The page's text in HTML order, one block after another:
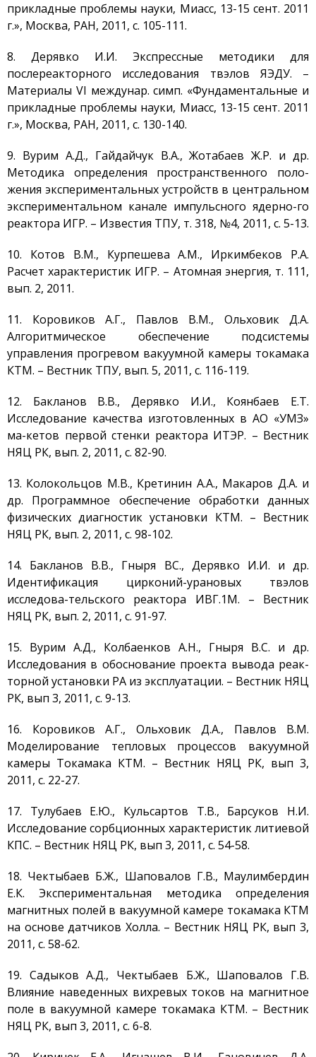
Қызметтер
«Маяк» қонақ үйі
Метрологиялық қызмет
Қысымдағы ыдыстар
Қауiпсiздiк сараптамасы
Құжаттаманы әзірлеу
тасымалдау
ЯМ, ИСК, РЗ, РАҚ сақтау
Радиациялық бақылау
Қатерсіздендіру
және құрылыс
саласындағы қызмет
Прекурсорлар
Қоршаған ортаны қорғау
Бос қызметтер
Байланыс
прикладные проблемы науки, Миасс, 13-15 сент. 2011
г.», Москва, РАН, 2011, c. 105-111.
8. Дерявко И.И. Экспрессные методики для
послереакторного исследования твэлов ЯЭДУ. –
Материалы VI междунар. симп. «Фундаментальные и
прикладные проблемы науки, Миасс, 13-15 сент. 2011
г.», Москва, РАН, 2011, c. 130-140.
9. Вурим А.Д., Гайдайчук В.А., Жотабаев Ж.Р. и др.
Методика определения пространственного поло-
жения экспериментальных устройств в центральном
экспериментальном канале импульсного ядерно-го
реактора ИГР. – Известия ТПУ, т. 318, №4, 2011, с. 5-13.
10. Котов В.М., Курпешева А.М., Иркимбеков Р.А.
Расчет характеристик ИГР. – Атомная энергия, т. 111,
вып. 2, 2011.
11. Коровиков А.Г., Павлов В.М., Ольховик Д.А.
Алгоритмическое обеспечение подсистемы
управления прогревом вакуумной камеры токамака
КТМ. – Вестник ТПУ, вып. 5, 2011, с. 116-119.
12. Бакланов В.В., Дерявко И.И., Коянбаев Е.Т.
Исследование качества изготовленных в АО «УМЗ»
ма-кетов первой стенки реактора ИТЭР. – Вестник
НЯЦ РК, вып. 2, 2011, с. 82-90.
13. Колокольцов М.В., Кретинин А.А., Макаров Д.А. и
др. Программное обеспечение обработки данных
физических диагностик установки КТМ. – Вестник
НЯЦ РК, вып. 2, 2011, с. 98-102.
14. Бакланов В.В., Гныря ВС., Дерявко И.И. и др.
Идентификация цирконий-урановых твэлов
исследова-тельского реактора ИВГ.1М. – Вестник
НЯЦ РК, вып. 2, 2011, с. 91-97.
15. Вурим А.Д., Колбаенков А.Н., Гныря В.С. и др.
Исследования в обоснование проекта вывода реак-
торной установки РА из эксплуатации. – Вестник НЯЦ
РК, вып 3, 2011, с. 9-13.
16. Коровиков А.Г., Ольховик Д.А., Павлов В.М.
Моделирование тепловых процессов вакуумной
камеры Токамака КТМ. – Вестник НЯЦ РК, вып 3,
2011, с. 22-27.
17. Тулубаев Е.Ю., Кульсартов Т.В., Барсуков Н.И.
Исследование сорбционных характеристик литиевой
КПС. – Вестник НЯЦ РК, вып 3, 2011, с. 54-58.
18. Чектыбаев Б.Ж., Шаповалов Г.В., Маулимбердин
Е.К. Экспериментальная методика определения
магнитных полей в вакуумной камере токамака КТМ
на основе датчиков Холла. – Вестник НЯЦ РК, вып 3,
2011, с. 58-62.
19. Садыков А.Д., Чектыбаев Б.Ж., Шаповалов Г.В.
Влияние наведенных вихревых токов на магнитное
поле в вакуумной камере токамака КТМ. – Вестник
НЯЦ РК, вып 3, 2011, с. 6-8.